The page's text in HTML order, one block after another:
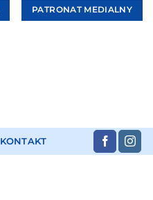
PATRONAT MEDIALNY
KONTAKT